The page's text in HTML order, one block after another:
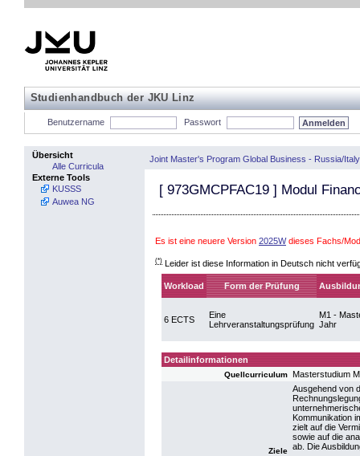
Studienhandbuch der JKU Linz
Benutzername Passwort
Übersicht
Alle Curricula
Externe Tools
KUSSS
Auwea NG
Joint Master's Program Global Business - Russia/Italy
[ 973GMCPFAC19 ] Modul
Es ist eine neuere Version 2025Wdieses Fachs/
(*) Leider ist diese Information in Deutsch nicht
Workload Form der Prüfung
6 ECTS
Eine
Lehrveranstaltungsprüfung
M1 -
Jahr
Detailinformationen
Quellcurriculum Masterstudium
Ziele
Ausgehend von
Kommunikation
zielt auf die
sowie auf die
ab. Die